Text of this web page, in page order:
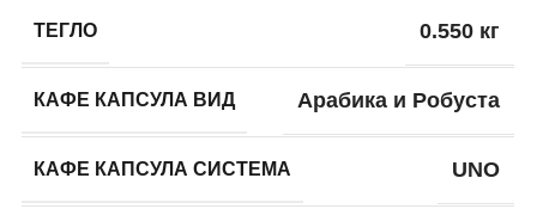
ТЕГЛО 0.550 кг
КАФЕ КАПСУЛА ВИД Арабика и Робуста
КАФЕ КАПСУЛА СИСТЕМА UNO